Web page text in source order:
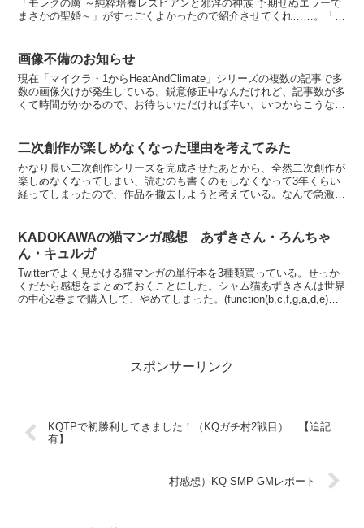
「モレクの虜 ～純粋培養レズビアンと邪淫の神族 予期せぬエラーで
まさかの聖婚～」がすっごくよかったので紹介させてくれ……。「モ
画像不備のお知らせ
現在「マイクラ・1からHeatAndClimate」シリーズの複数の記事で多
数の画像欠けが発生している。鋭意修正中なんだけれど、記事数が多
くて時間がかかるので、お待ちいただければ幸い。いつからこうなっ
二次創作が楽しめなくなった理由を考えてみた
かなり長い二次創作シリーズを完成させたあとから、全然二次創作が
楽しめなくなってしまい、読むのも書くのもしなくなって3年くらい
経ってしまったので、作品を撤去しようと考えている。なんで急激に
KADOKAWAの猫マンガ感想 あずきさん・ろんちゃ
ん・キュルガ
Twitterでよく見かける猫マンガの単行本を3種類買っている。せっか
くだから感想をまとめておくことにした。シャム猫あずきさんは世界
の中心2巻まで購入して、やめてしまった。(function(b,c,f,g,a,d,e)
スポンサーリンク
KQTPで初勝利してきました！（KQガチ村2戦目） 【追記
有】
村感想）KQ SMP GMレポート